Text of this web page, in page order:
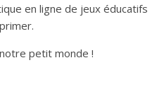
en ligne de jeux éducatifs
petit monde !